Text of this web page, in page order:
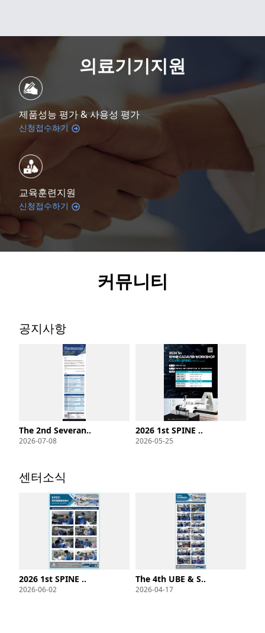
의료기기지원
제품성능 평가 & 사용성 평가
신청접수하기
교육훈련지원
신청접수하기
커뮤니티
공지사항
The 2nd Severan..
2026-07-08
2026 1st SPINE ..
2026-05-25
센터소식
2026 1st SPINE ..
2026-06-02
The 4th UBE & S..
2026-04-17